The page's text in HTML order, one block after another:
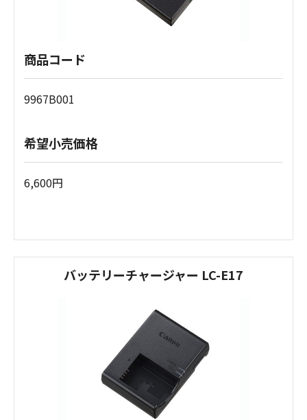
商品コード
9967B001
希望小売価格
6,600円
バッテリーチャージャー LC-E17